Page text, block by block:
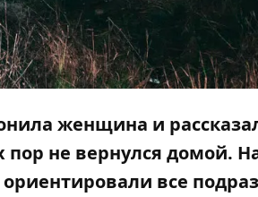
женщина и
не вернулся домой.
все